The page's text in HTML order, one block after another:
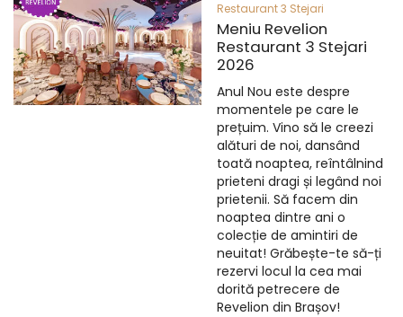
Restaurant 3 Stejari
Meniu Revelion
Restaurant 3 Stejari
2026
Anul Nou este despre
momentele pe care le
prețuim. Vino să le creezi
alături de noi, dansând
toată noaptea, reîntâlnind
prieteni dragi și legând noi
prietenii. Să facem din
noaptea dintre ani o
colecție de amintiri de
neuitat! Grăbește-te să-ți
rezervi locul la cea mai
dorită petrecere de
Revelion din Brașov!